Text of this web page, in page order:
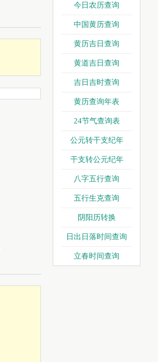
今日农历查询
中国黄历查询
黄历吉日查询
黄道吉日查询
吉日吉时查询
黄历查询年表
24节气查询表
公元转干支纪年
干支转公元纪年
八字五行查询
五行生克查询
阴阳历转换
日出日落时间查询
立春时间查询